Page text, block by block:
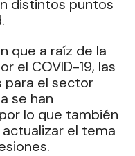
distintos puntos
que a raíz de la
el COVID-19, las
para el sector
se han
lo que también
el tema